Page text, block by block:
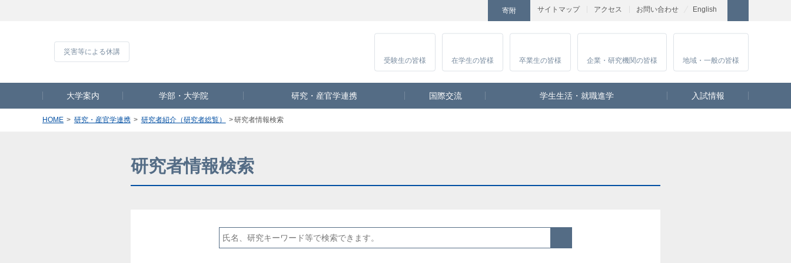
サイトマップ アクセス お問い合わせ
寄附 English
Instagram
受験生の皆様 在学生の皆様 卒業生の皆様 企業・研究機関の皆様 地域・一般の皆様
大学案内 学部・大学院 研究・産官学連携 国際交流 学生生活・就職進学 入試情報
HOME 研究・産官学連携 研究者紹介（研究者総覧） 研究者情報検索
研究者情報検索